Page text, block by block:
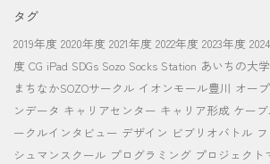
タグ
2019年度 2020年度 2021年度 2022年度 2023年度
度 CG iPad SDGs Sozo Socks Station あいちの大
まちなかSOZOサークル イオンモール豊川 オー
ンデータ キャリアセンター キャリア形成 ケー
ークルインタビュー デザイン ビブリオバトル
シュマンスクール プログラミング プロジェクト